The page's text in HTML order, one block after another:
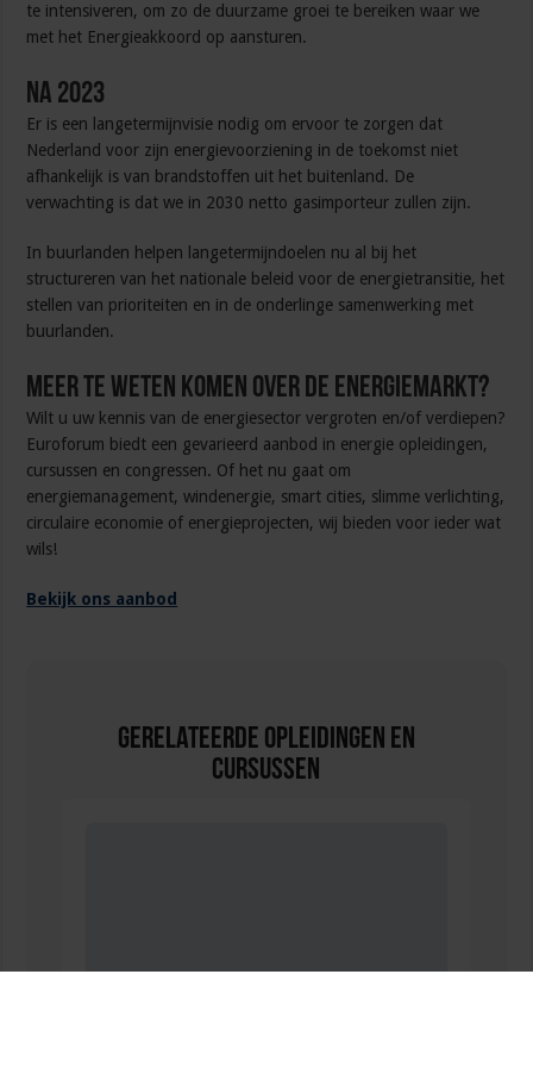
te intensiveren, om zo de duurzame groei te bereiken waar we
met het Energieakkoord op aansturen.
Na 2023
Er is een langetermijnvisie nodig om ervoor te zorgen dat
Nederland voor zijn energievoorziening in de toekomst niet
afhankelijk is van brandstoffen uit het buitenland. De
verwachting is dat we in 2030 netto gasimporteur zullen zijn.
In buurlanden helpen langetermijndoelen nu al bij het
structureren van het nationale beleid voor de energietransitie, het
stellen van prioriteiten en in de onderlinge samenwerking met
buurlanden.
Meer te weten komen over de energiemarkt?
Wilt u uw kennis van de energiesector vergroten en/of verdiepen?
Euroforum biedt een gevarieerd aanbod in energie opleidingen,
cursussen en congressen. Of het nu gaat om
energiemanagement, windenergie, smart cities, slimme verlichting,
circulaire economie of energieprojecten, wij bieden voor ieder wat
wils!
Bekijk ons aanbod
Gerelateerde Opleidingen en
Cursussen